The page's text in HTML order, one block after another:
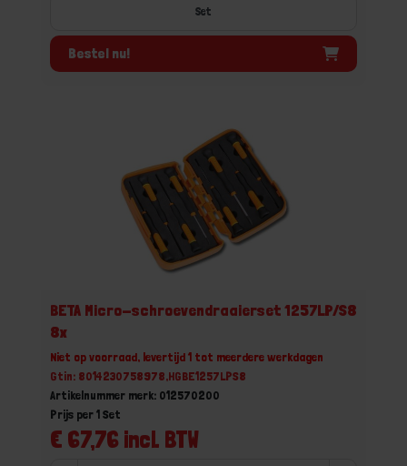
Set
Bestel nu!
BETA Micro-schroevendraaierset 1257LP/S8
8x
Niet op voorraad, levertijd 1 tot meerdere werkdagen
Gtin: 8014230758978,HGBE1257LPS8
Artikelnummer merk: 012570200
€ 67,76 incl. BTW
Prijs per 1 Set